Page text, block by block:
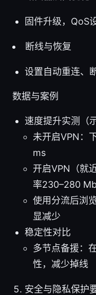
固件升级，QoS
断线与恢复
设置自动重连、
数据与案例
速度提升实测（
未开启VPN：
ms
开启VPN（就
率230–280
使用分流后浏
显减少
稳定性对比
多节点备援：
性，减少掉线
安全与隐私保护